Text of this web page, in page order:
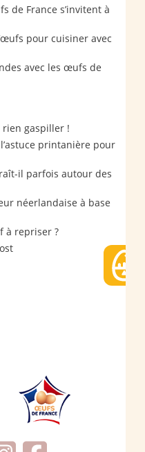
de France s’invitent à
pour cuisiner avec
avec les œufs de
rien gaspiller !
printanière pour
il parfois autour des
néerlandaise à base
à repriser ?